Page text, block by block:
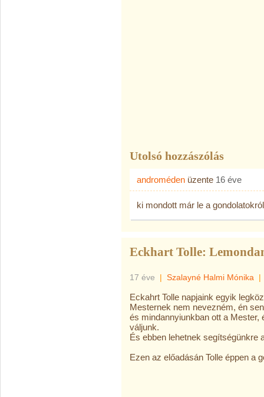
Utolsó hozzászólás
androméden üzente 16 éve
ki mondott már le a
Eckhart Tolle:
17 éve | Szalayné Halmi Mónika |
Eckahrt Tolle napjaink egyik
Mesternek nem nevezném, én
és mindannyiunkban ott a
váljunk.
És ebben lehetnek segítségünkre
Ezen az előadásán Tolle éppen a